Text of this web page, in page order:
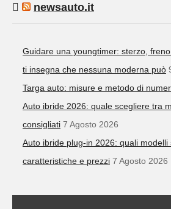
newsauto.it
Guidare una youngtimer: sterzo,
ti insegna che nessuna moderna può
Targa auto: misure e metodo di
Auto ibride 2026: quale scegliere tra
consigliati 7 Agosto 2026
Auto ibride plug-in 2026: quali modelli
caratteristiche e prezzi 7 Agosto 2026